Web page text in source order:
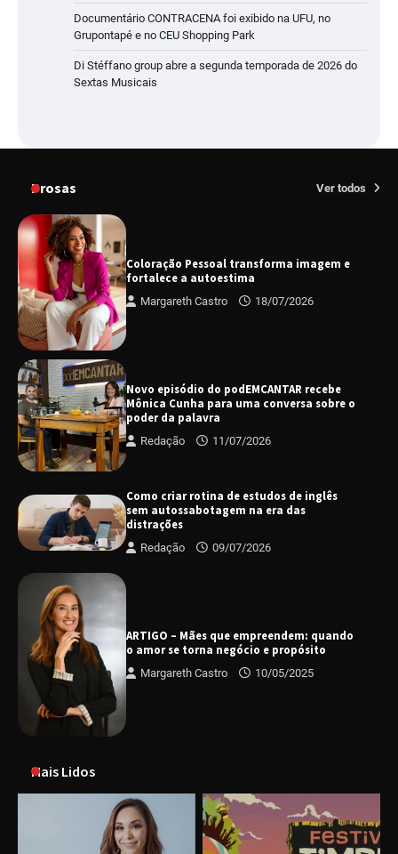
Documentário CONTRACENA foi exibido na UFU, no
Grupontapé e no CEU Shopping Park
Di Stéffano group abre a segunda temporada de 2026 do
Sextas Musicais
Prosas Ver todos
Coloração Pessoal transforma imagem e
fortalece a autoestima
Margareth Castro 18/07/2026
Novo episódio do podEMCANTAR recebe
Mônica Cunha para uma conversa sobre o
poder da palavra
Redação 11/07/2026
Como criar rotina de estudos de inglês
sem autossabotagem na era das
distrações
Redação 09/07/2026
ARTIGO – Mães que empreendem: quando
o amor se torna negócio e propósito
Margareth Castro 10/05/2025
Mais Lidos